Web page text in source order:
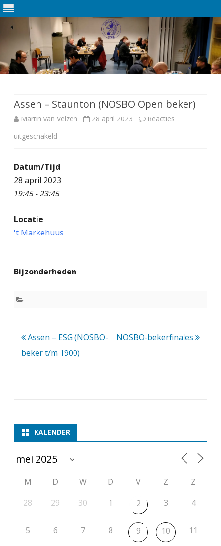
de
inhoud
Assen – Staunton (NOSBO Open beker)
Martin van Velzen 28 april 2023
Reacties
uitgeschakeld
o
n
a
n
O
S
Datum/Tijd
28 april 2023
19:45 - 23:45
Locatie
't Markehuus
Bijzonderheden
Bericht
navigatie
Assen – ESG (NOSBO-
beker t/m 1900)
NOSBO-bekerfinales
KALENDER
M D W D V Z
Z
28
29 30 1 2 3 4
5 6 7 8 9 10 11